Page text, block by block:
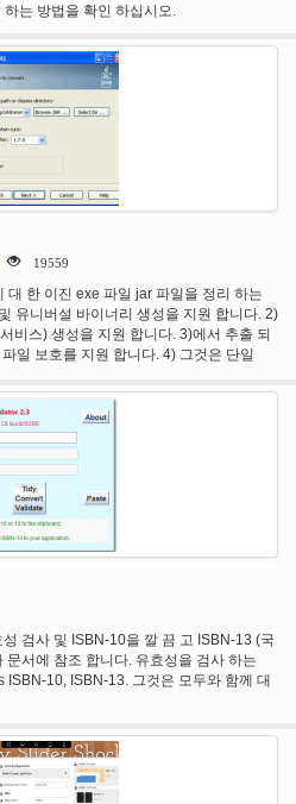
는 방법을 확인 하십시오.
19559
한 이진 exe 파일 jar 파일을 정리 하는
유니버설 바이너리 생성을 지원 합니다. 2)
비스) 생성을 지원 합니다. 3)에서 추출 되
일 보호를 지원 합니다. 4) 그것은 단일
검사 및 ISBN-10을 깔 끔 고 ISBN-13 (국
서에 참조 합니다. 유효성을 검사 하는
10, ISBN-13. 그것은 모두와 함께 대